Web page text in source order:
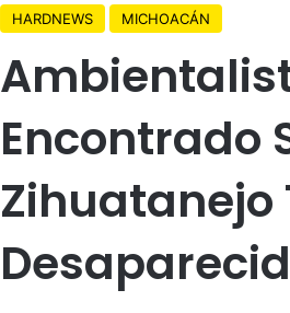
HARDNEWS MICHOACÁN
Encontrado
Zihuatanejo